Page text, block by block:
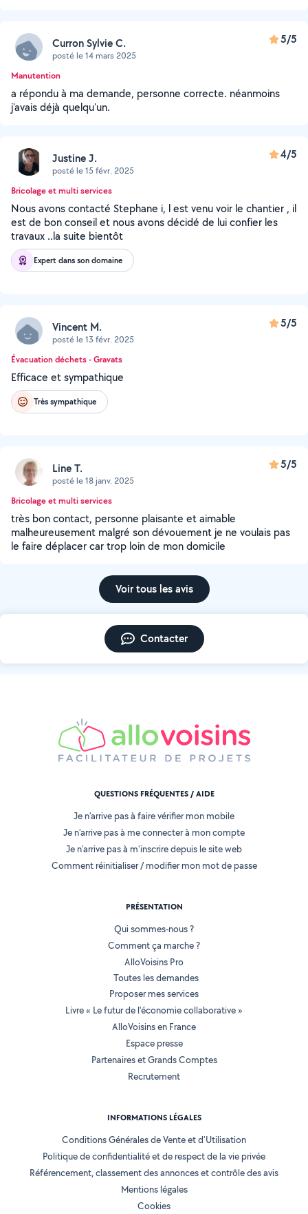
Curron Sylvie C.
posté le 14 mars 2025
5/5
Manutention
a répondu à ma demande, personne correcte. néanmoins
j'avais déjà quelqu'un.
Justine J.
posté le 15 févr. 2025
4/5
Bricolage et multi services
Nous avons contacté Stephane i, l est venu voir le chantier , il
est de bon conseil et nous avons décidé de lui confier les
travaux ..la suite bientôt
Expert dans son domaine
Vincent M.
posté le 13 févr. 2025
5/5
Évacuation déchets - Gravats
Efficace et sympathique
Très sympathique
Line T.
posté le 18 janv. 2025
5/5
Bricolage et multi services
très bon contact, personne plaisante et aimable
malheureusement malgré son dévouement je ne voulais pas
le faire déplacer car trop loin de mon domicile
Voir tous les avis
Contacter
QUESTIONS FRÉQUENTES / AIDE
Je n'arrive pas à faire vérifier mon mobile
Je n'arrive pas à me connecter à mon compte
Je n'arrive pas à m'inscrire depuis le site web
Comment réinitialiser / modifier mon mot de passe
PRÉSENTATION
Qui sommes-nous ?
Comment ça marche ?
AlloVoisins Pro
Toutes les demandes
Proposer mes services
Livre « Le futur de l'économie collaborative »
AlloVoisins en France
Espace presse
Partenaires et Grands Comptes
Recrutement
INFORMATIONS LÉGALES
Conditions Générales de Vente et d'Utilisation
Politique de confidentialité et de respect de la vie privée
Référencement, classement des annonces et contrôle des avis
Mentions légales
Cookies